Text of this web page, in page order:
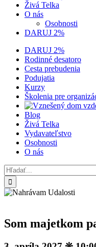
Živá Telka
O nás
Osobnosti
DARUJ 2%
DARUJ 2%
Rodinné desatoro
Cesta prebudenia
Podujatia
Kurzy
Školenia pre
Blog
Živá Telka
Vydavateľstvo
Osobnosti
O nás
Hľadať:
Som majetkom